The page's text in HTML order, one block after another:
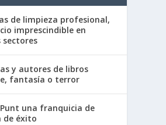
de limpieza profesional,
imprescindible en
sectores
y autores de libros
fantasía o terror
una franquicia de
de éxito